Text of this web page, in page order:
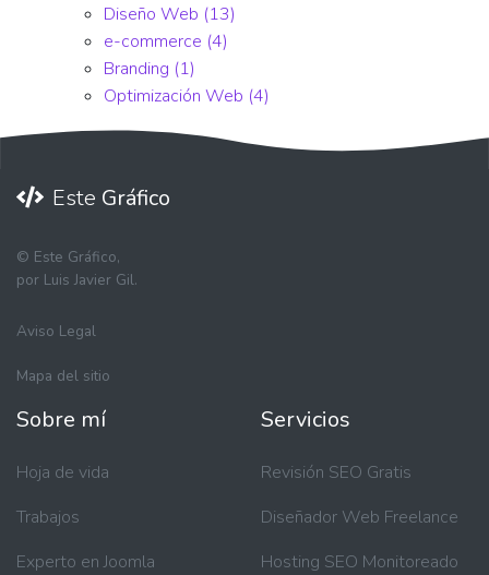
Diseño Web (13)
e-commerce (4)
Branding (1)
Optimización Web (4)
Este Gráfico
© Este Gráfico,
por Luis Javier Gil.
Aviso Legal
Mapa del sitio
Sobre mí
Hoja de vida
Trabajos
Experto en Joomla
Servicios
Revisión SEO Gratis
Diseñador Web Freelance
Hosting SEO Monitoreado